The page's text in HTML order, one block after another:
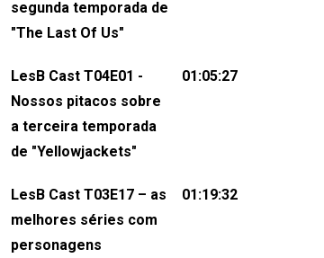
não esqueça de visitar nosso site e
sociais:Twitter: ⁠⁠⁠⁠@lesbout_br⁠⁠⁠⁠ Instagram:
do LesB Cast:Apresentação de
Karolen Passos
(⁠⁠⁠⁠⁠⁠@KarolenPassos⁠⁠⁠⁠⁠⁠)Participação de
Pollyelly FlorêncioEdição de Naiady
Machado
segunda temporada de
"The Last Of Us"
LesB Cast T04E01 -
Nossos pitacos sobre
a terceira temporada
de "Yellowjackets"
01:05:27
LesB Cast T03E17 – as
melhores séries com
personagens
01:19:32